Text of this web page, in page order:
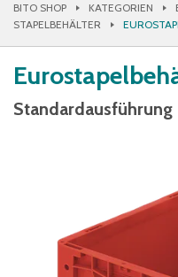
BITO SHOP KATEGORIEN
STAPELBEHÄLTER
Standardausführung